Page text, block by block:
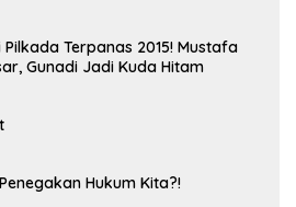
Terpanas 2015! Mustafa
Gunadi Jadi Kuda Hitam
Hukum Kita?!